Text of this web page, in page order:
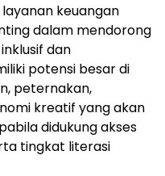
keuangan
dalam mendorong
dan
potensi besar di
peternakan,
kreatif yang akan
didukung akses
tingkat literasi